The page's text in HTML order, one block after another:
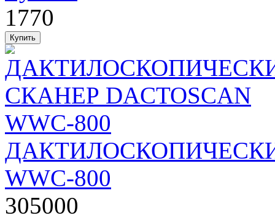
1770
WWC-800
305000